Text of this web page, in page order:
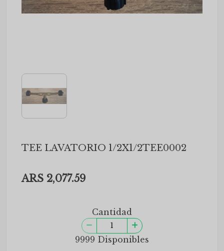
TEE LAVATORIO 1/2X1/2TEE0002
ARS 2,077.59
Cantidad
9999 Disponibles